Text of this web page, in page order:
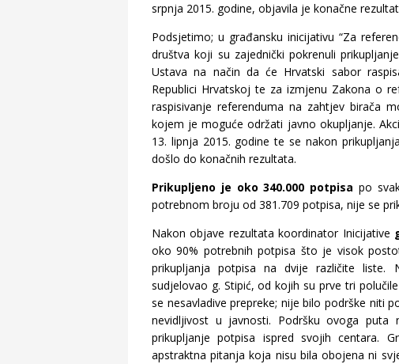
srpnja 2015. godine, objavila je konačne
Podsjetimo; u građansku inicijativu “Za
društva koji su zajednički pokrenuli
Ustava na način da će Hrvatski sabor
Republici Hrvatskoj te za izmjenu Zakona o
raspisivanje referenduma na zahtjev birača
kojem je moguće održati javno okupljanje.
13. lipnja 2015. godine te se nakon
došlo do konačnih rezultata.
Prikupljeno je oko 340.000 potpisa po
potrebnom broju od 381.709 potpisa, nije se
Nakon objave rezultata koordinator Inicijative
oko 90% potrebnih potpisa što je visok
prikupljanja potpisa na dvije različite liste.
sudjelovao g. Stipić, od kojih su prve tri
se nesavladive prepreke; nije bilo podrške niti
nevidljivost u javnosti. Podršku ovoga
prikupljanje potpisa ispred svojih centara.
apstraktna pitanja koja nisu bila obojena ni